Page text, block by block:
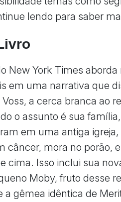
lendo para saber
New York Times
em uma narrativa que
a cerca branca ao
o assunto é sua
em uma antiga
câncer, mora no porão,
cima. Isso inclui sua
Moby, fruto desse
a gêmea idêntica de